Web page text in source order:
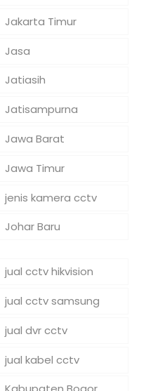
Jakarta Timur
Jasa
Jatiasih
Jatisampurna
Jawa Barat
Jawa Timur
jenis kamera cctv
Johar Baru
jual cctv hikvision
jual cctv samsung
jual dvr cctv
jual kabel cctv